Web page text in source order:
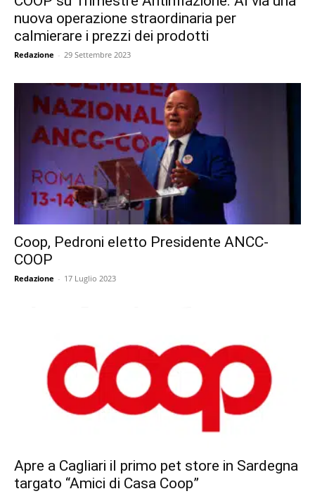
nuova operazione straordinaria per
calmierare i prezzi dei prodotti
Redazione - 29 Settembre 2023
Coop, Pedroni eletto Presidente ANCC-
COOP
Redazione - 17 Luglio 2023
Apre a Cagliari il primo pet store in Sardegna
targato “Amici di Casa Coop”